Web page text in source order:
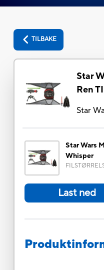
TILBAKE
Star
Ren
Star
Star Wars
Whisper
Last ned